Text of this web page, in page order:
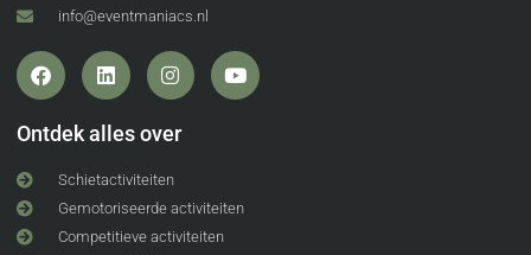
info@eventmaniacs.nl
Ontdek alles over
Schietactiviteiten
Gemotoriseerde activiteiten
Competitieve activiteiten